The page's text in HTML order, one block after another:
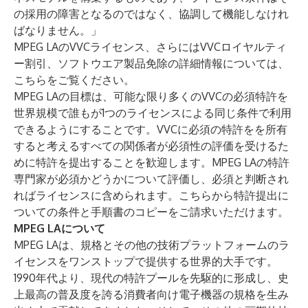
の採用の障害となるのではなく、協調して機能しなけれ
ばなりません。」
MPEG LAのVVCライセンス、さらにはVVCロイヤルティ
ー割引、ソフトウエア製品免除の詳細情報については、
こちら をご覧ください。
MPEG LAの目標は、可能な限り多くのVVCの必須特許を
世界規模で誰もが1つのライセンスによる同じ条件で利用
できるようにすることです。VVCに必須の特許をを所有
すると考えるすべての関係者が必須性の評価を受けるた
めに特許を提出することを歓迎します。MPEG LAの特許
専門家が必須かどうかについて評価し、必須と判断され
ればライセンスに含められます。 こちらから特許提出に
ついての条件と手順書のコピーをご請求いただけます。
MPEG LAについて
MPEG LAは、規格とその他の技術プラットフォームのラ
イセンスをワンストップで提供する世界的大手です。
1990年代より、現代の特許プールを先駆的に形成し、史
上最高の普及度を誇る消費者向け電子機器の規格を生み